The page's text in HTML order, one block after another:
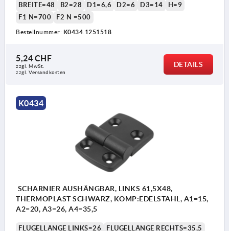
BREITE=48
B2=28 D1=6,6 D2=6 D3=14
H=9
F1 N=700
F2 N =500
Bestellnummer: K0434.1251518
5,24 CHF
zzgl. MwSt.
zzgl. Versandkosten
DETAILS
K0434
SCHARNIER AUSHÄNGBAR, LINKS 61,5X48,
THERMOPLAST SCHWARZ, KOMP:EDELSTAHL, A1=15,
A2=20, A3=26, A4=35,5
FLÜGELLÄNGE LINKS=26 FLÜGELLÄNGE RECHTS=35,5